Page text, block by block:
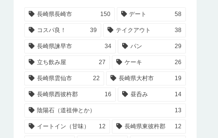
長崎県長崎市 150 デート 58
コスパ良！ 39 テイクアウト 38
長崎県諫早市 34 パン 29
立ち飲み屋 27 ケーキ 26
長崎県雲仙市 22 長崎県大村市 19
長崎県西彼杵郡 16 昼呑み 14
陰陽石（道祖伸とか） 13
イートイン（甘味） 12 長崎県東彼杵郡 12